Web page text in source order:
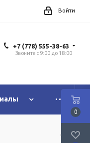
Войти
+7 (778) 555-38-63
Звоните с 9:00 до 18:00
0